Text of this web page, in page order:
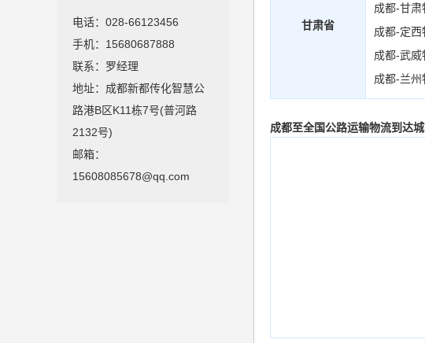
电话：028-66123456
手机：15680687888
联系：罗经理
地址：成都新都传化智慧公
路港B区K11栋7号(普河路
2132号)
邮箱：
15608085678@qq.com
甘肃省
成都-甘肃
成都-定西
成都-武威
成都-兰州
成都至全国公路运输物流到达